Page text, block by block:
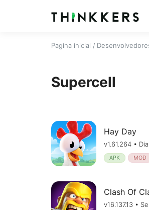
Pagina inicial /
Supercell
Hay Day
v1.61.264 •
APK MOD
Clash Of
v16.137.13 •